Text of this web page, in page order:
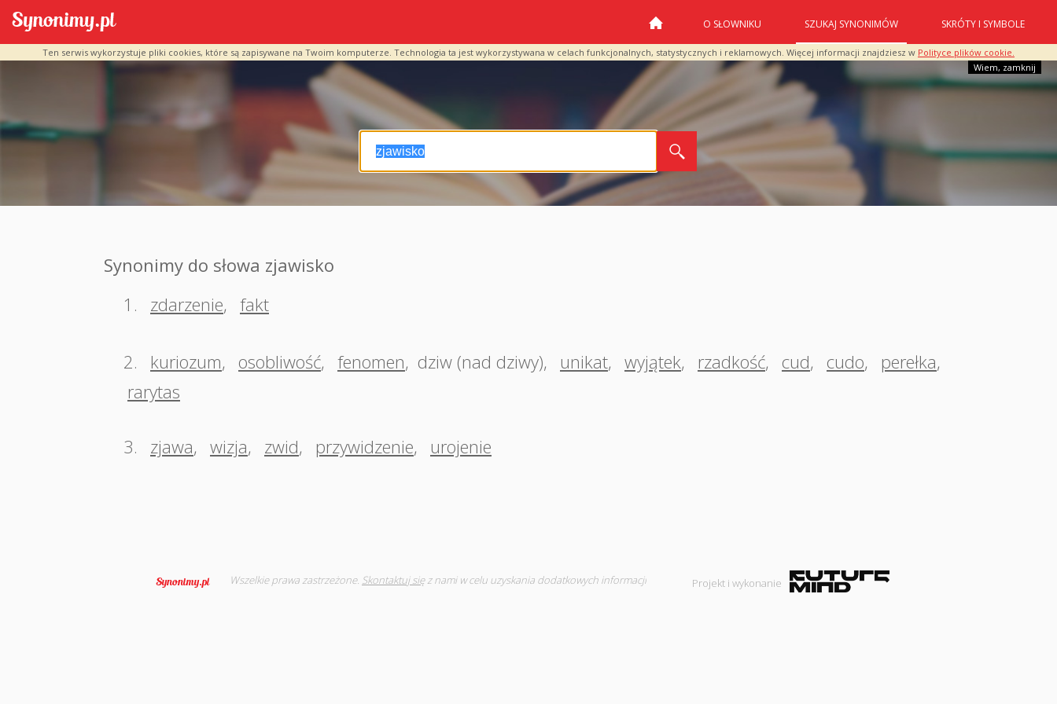
Ten serwis wykorzystuje pliki cookies, które są zapisywane na Twoim komputerze. Technologia ta jest wykorzystywana w celach funkcjonalnych, statystycznych i reklamowych. Więcej informacji znajdziesz w Polityce plików cookie.
Wiem, zamknij
O SŁOWNIKU SZUKAJ SYNONIMÓW SKRÓTY I SYMBOLE
Synonimy do słowa zjawisko
1.
zdarzenie, fakt
2. kuriozum, osobliwość, fenomen, dziw (nad dziwy), unikat, wyjątek, rzadkość, cud, cudo, perełka,
rarytas
3. zjawa, wizja, zwid, przywidzenie, urojenie
Wszelkie prawa zastrzeżone. Skontaktuj sięz nami w celu uzyskania dodatkowych informacji Projekt i wykonanie